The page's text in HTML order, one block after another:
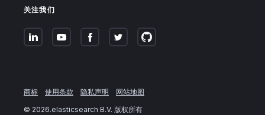
关注我们
商标 使用条款 隐私声明
网站地图
© 2026.elasticsearch B.V. 版权所有